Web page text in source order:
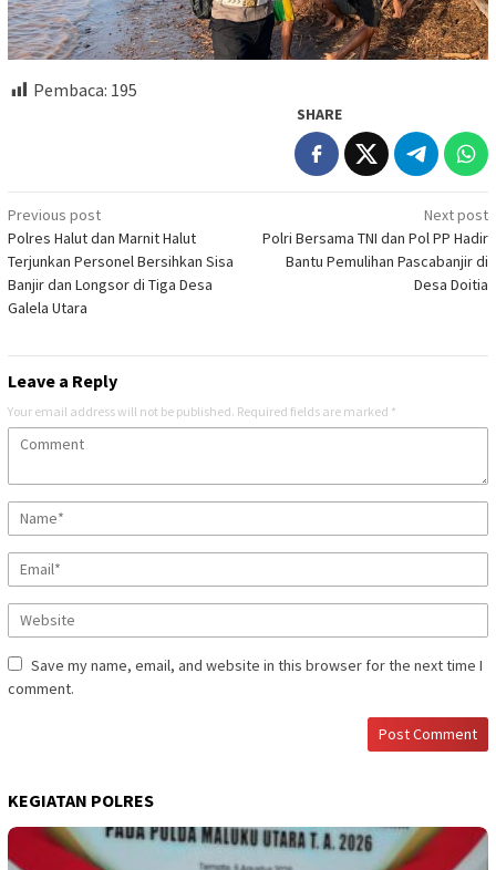
Pembaca: 195
SHARE
Post
navigation
Previous post
Polres Halut dan Marnit Halut
Terjunkan Personel Bersihkan Sisa
Banjir dan Longsor di Tiga Desa
Galela Utara
Next post
Polri Bersama TNI dan Pol PP Hadir
Bantu Pemulihan Pascabanjir di
Desa Doitia
Leave a Reply
Your email address will not be published. Required fields are marked *
Save my name, email, and website in this browser for the next time I
comment.
KEGIATAN POLRES